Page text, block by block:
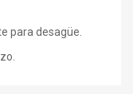
para desagüe.